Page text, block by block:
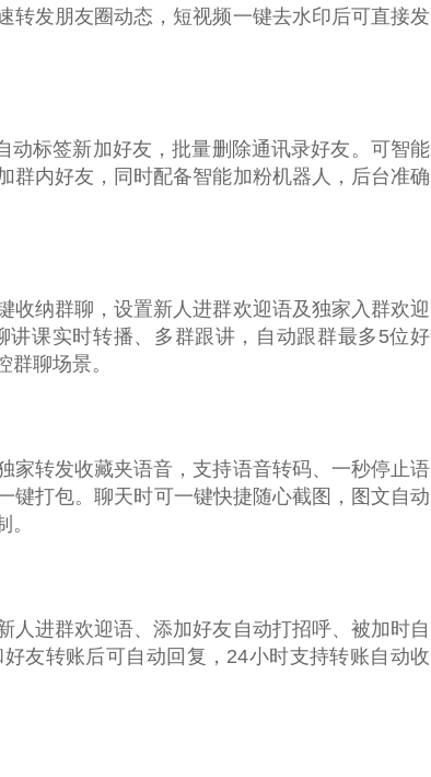
转发朋友圈动态，短视频一键去水印后可直接发
标签新加好友，批量删除通讯录好友。可智能
群内好友，同时配备智能加粉机器人，后台准确
收纳群聊，设置新人进群欢迎语及独家入群欢迎
课实时转播、多群跟讲，自动跟群最多5位好
聊场景。
家转发收藏夹语音，支持语音转码、一秒停止语
键打包。聊天时可一键快捷随心截图，图文自动
进群欢迎语、添加好友自动打招呼、被加时自
友转账后可自动回复，24小时支持转账自动收